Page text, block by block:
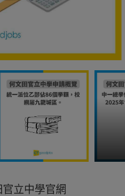
立中學官網